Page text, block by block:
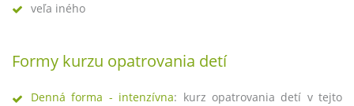
veľa iného
Formy kurzu opatrovania detí
Denná forma - intenzívna: kurz opatrovania detí v tejto